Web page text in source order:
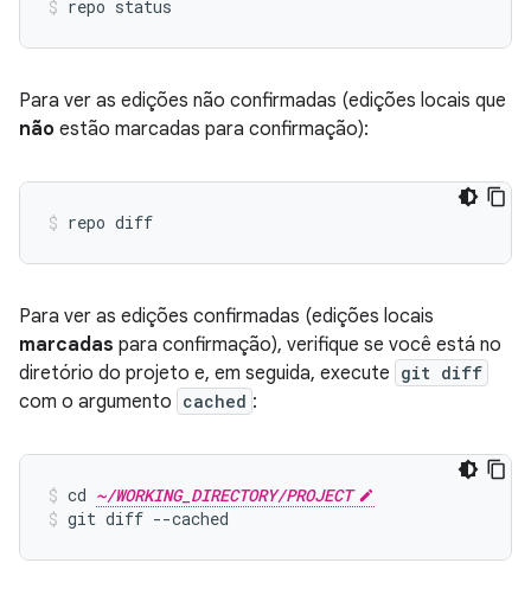
Para ver as edições não confirmadas (edições locais que
não estão marcadas para confirmação):
Para ver as edições confirmadas (edições locais
marcadas para confirmação), verifique se você está no
diretório do projeto e, em seguida, execute git diff
com o argumento cached :
cd ~/WORKING_DIRECTORY/PROJECT
git diff --cached